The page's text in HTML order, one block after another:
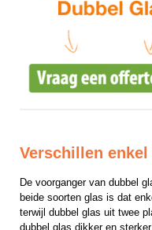
Verschillen
De voorganger van dubbel
beide soorten glas is dat
terwijl dubbel glas uit twee
dubbel glas dikker en